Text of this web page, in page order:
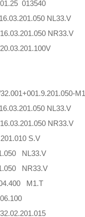
013540
NL33.V
NR33.V
M1
NL33.V
NR33.V
S.V
NL33.V
NR33.V
M1.T